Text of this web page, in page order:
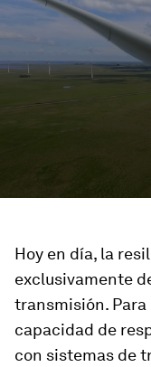
seconds
Hoy en día, la
exclusivamente
transmisión.
capacidad de
con sistemas de